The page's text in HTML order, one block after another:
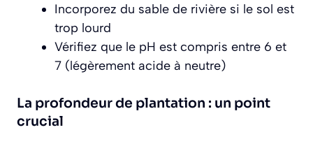
Incorporez du sable de rivière si le sol est
trop lourd
Vérifiez que le pH est compris entre 6 et
7 (légèrement acide à neutre)
La profondeur de plantation : un point
crucial